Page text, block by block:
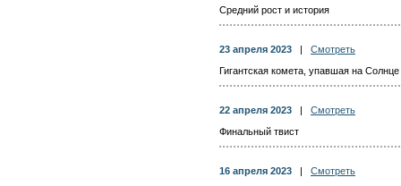
Средний рост и история
23 апреля 2023
Смотреть
Гигантская комета, упавшая на Солнце
22 апреля 2023
Смотреть
Финальный твист
16 апреля 2023
Смотреть